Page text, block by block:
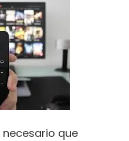
necesario que